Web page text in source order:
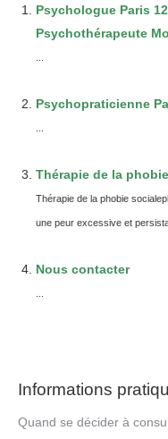
Psychologue Paris
Psychothérapeute
...
Psychopraticienne
...
Thérapie de la
Thérapie de la phobie
une peur excessive et
Nous contacter
...
Informations
Quand se décider à